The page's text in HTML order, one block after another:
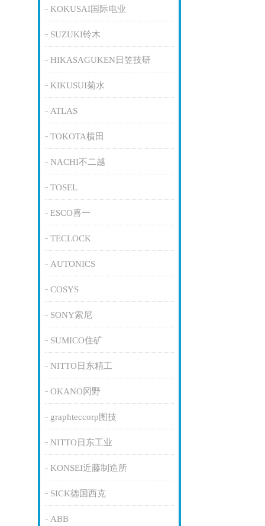
KOKUSAI国际电业
SUZUKI铃木
HIKASAGUKEN日笠技研
KIKUSUI菊水
ATLAS
TOKOTA横田
NACHI不二越
TOSEL
ESCO喜一
TECLOCK
AUTONICS
COSYS
SONY索尼
SUMICO住矿
NITTO日东精工
OKANO冈野
graphteccorp图技
NITTO日东工业
KONSEI近藤制造所
SICK德国西克
ABB